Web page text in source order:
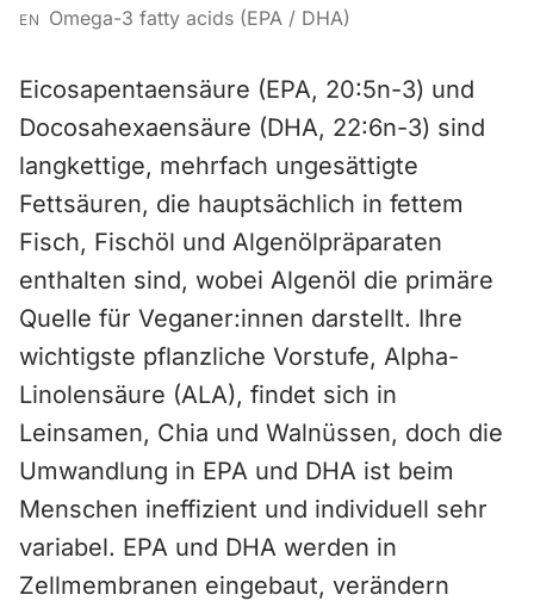
EN Omega-3 fatty acids (EPA / DHA)
Eicosapentaensäure (EPA, 20:5n-3) und
Docosahexaensäure (DHA, 22:6n-3) sind
langkettige, mehrfach ungesättigte
Fettsäuren, die hauptsächlich in fettem
Fisch, Fischöl und Algenölpräparaten
enthalten sind, wobei Algenöl die primäre
Quelle für Veganer:innen darstellt. Ihre
wichtigste pflanzliche Vorstufe, Alpha-
Linolensäure (ALA), findet sich in
Leinsamen, Chia und Walnüssen, doch die
Umwandlung in EPA und DHA ist beim
Menschen ineffizient und individuell sehr
variabel. EPA und DHA werden in
Zellmembranen eingebaut, verändern